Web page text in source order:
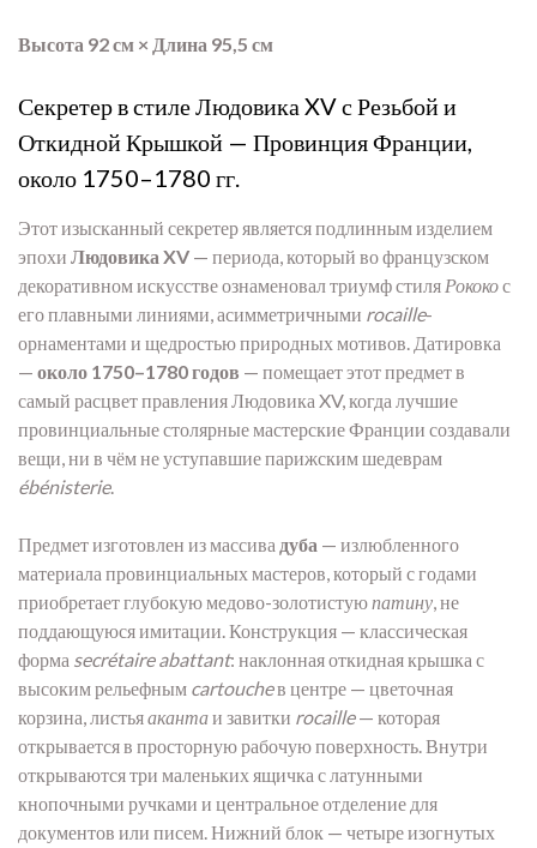
Высота 92 см × Длина 95,5 см
Секретер в стиле Людовика XV с Резьбой и
Откидной Крышкой — Провинция Франции,
около 1750–1780 гг.
Этот изысканный секретер является подлинным изделием
эпохи Людовика XV — периода, который во французском
декоративном искусстве ознаменовал триумф стиля Рококос
его плавными линиями, асимметричными rocaille-
орнаментами и щедростью природных мотивов. Датировка
— около 1750–1780 годов — помещает этот предмет в
самый расцвет правления Людовика XV, когда лучшие
провинциальные столярные мастерские Франции создавали
вещи, ни в чём не уступавшие парижским шедеврам
ébénisterie.
Предмет изготовлен из массива дуба — излюбленного
материала провинциальных мастеров, который с годами
приобретает глубокую медово-золотистуюпатину, не
поддающуюся имитации. Конструкция — классическая
форма secrétaire abattant: наклонная откидная крышка с
высоким рельефным cartoucheв центре — цветочная
корзина, листьяакантаи завитки rocaille— которая
открывается в просторную рабочую поверхность. Внутри
открываются три маленьких ящичка с латунными
кнопочными ручками и центральное отделение для
документов или писем. Нижний блок — четыре изогнутых